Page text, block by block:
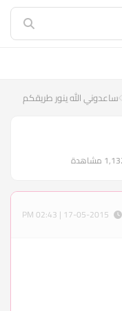
ساعدوني الله ينور طريقكم